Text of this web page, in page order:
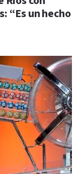
“Es un hecho